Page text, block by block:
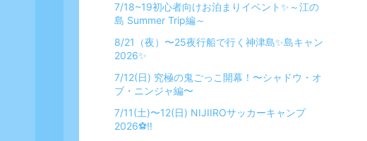
7/18~19初心者向けお泊まりイベント✨～江の
島 Summer Trip編～️
8/21（夜）〜25夜行船で行く神津島✨島キャン
2026✨
7/12(日) 究極の鬼ごっこ開幕！〜シャドウ・オ
ブ・ニンジャ編〜
7/11(土)〜12(日) NIJIIROサッカーキャンプ
2026⚽️‼️